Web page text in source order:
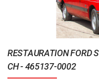
RESTAURATION FORD
CH - 465137-0002